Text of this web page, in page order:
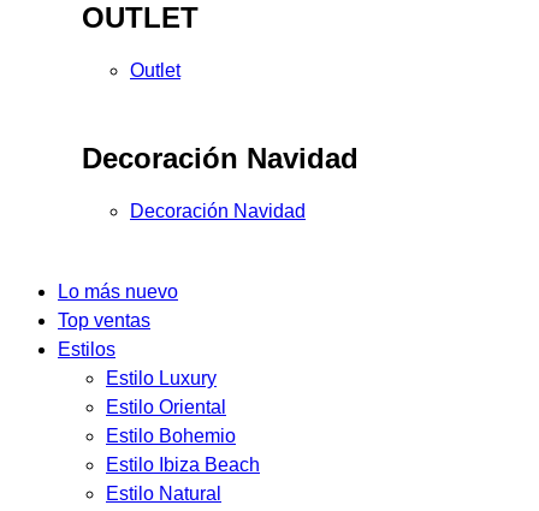
OUTLET
Outlet
Decoración Navidad
Decoración Navidad
Lo más nuevo
Top ventas
Estilos
Estilo Luxury
Estilo Oriental
Estilo Bohemio
Estilo Ibiza Beach
Estilo Natural